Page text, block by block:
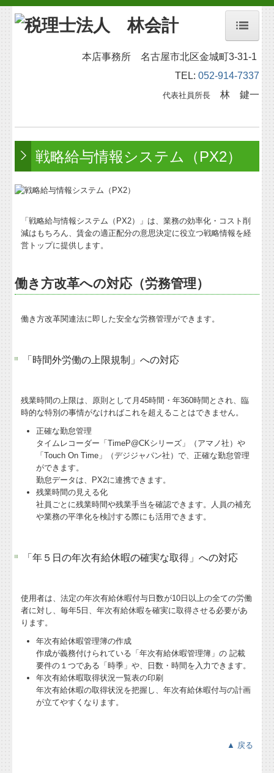
セミナー案内
料金について
お問合せ
マイナンバー制度
社会保険について
相続税・贈与税
経営者オススメ情報
税務カレンダー
補助金・助成金・融資情報
デジタル化・AI導入補助金
本店事務所 名古屋市北区金城町3-31-1
TEL: 052-914-7337
代表社員所長林 鍵一
戦略給与情報システム（PX2）
「戦略給与情報システム（PX2）」は、業務の効率化・コスト削
減はもちろん、賃金の適正配分の意思決定に役立つ戦略情報を経
営トップに提供します。
働き方改革への対応（労務管理）
働き方改革関連法に即した安全な労務管理ができます。
「時間外労働の上限規制」への対応
残業時間の上限は、原則として月45時間・年360時間とされ、臨
時的な特別の事情がなければこれを超えることはできません。
正確な勤怠管理
タイムレコーダー「TimeP@CKシリーズ」（アマノ社）や
「Touch On Time」（デジジャパン社）で、正確な勤怠管理
ができます。
勤怠データは、PX2に連携できます。
残業時間の見える化
社員ごとに残業時間や残業手当を確認できます。人員の補充
や業務の平準化を検討する際にも活用できます。
「年５日の年次有給休暇の確実な取得」への対応
使用者は、法定の年次有給休暇付与日数が10日以上の全ての労働
者に対し、毎年5日、年次有給休暇を確実に取得させる必要があ
ります。
年次有給休暇管理簿の作成
作成が義務付けられている「年次有給休暇管理簿」の 記載
要件の１つである「時季」や、日数・時間を入力できます。
年次有給休暇取得状況一覧表の印刷
年次有給休暇の取得状況を把握し、年次有給休暇付与の計画
が立てやすくなります。
▲ 戻る